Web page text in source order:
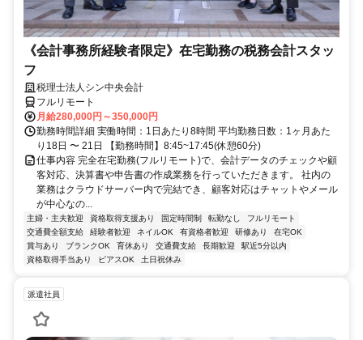
《会計事務所経験者限定》在宅勤務の税務会計スタッ
フ
税理士法人シン中央会計
フルリモート
月給280,000円～350,000円
勤務時間詳細 実働時間：1日あたり8時間 平均勤務日数：1ヶ月あた
り18日 〜 21日 【勤務時間】8:45~17:45(休憩60分)
仕事内容 完全在宅勤務(フルリモート)で、会計データのチェックや顧
客対応、決算書や申告書の作成業務を行っていただきます。 社内の
業務はクラウドサーバー内で完結でき、顧客対応はチャットやメール
が中心なの...
主婦・主夫歓迎 資格取得支援あり 固定時間制 転勤なし
フルリモート
交通費全額支給
経験者歓迎 ネイルOK 有資格者歓迎 研修あり
在宅OK
賞与あり
ブランクOK 育休あり 交通費支給 長期歓迎
駅近5分以内
資格取得手当あり
ピアスOK 土日祝休み
派遣社員